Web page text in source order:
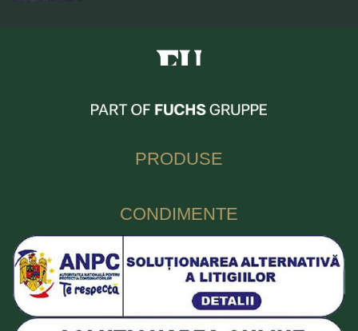
PRODUSE
CONDIMENTE